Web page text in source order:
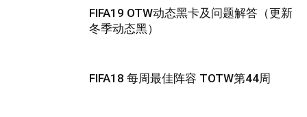
FIFA19 OTW动态黑卡及问题解答（更新
冬季动态黑）
FIFA18 每周最佳阵容 TOTW第44周